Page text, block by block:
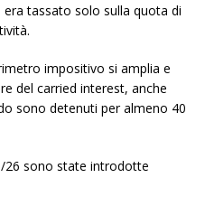
tassato solo sulla quota di
impositivo si amplia e
del carried interest, anche
sono detenuti per almeno 40
26 sono state introdotte